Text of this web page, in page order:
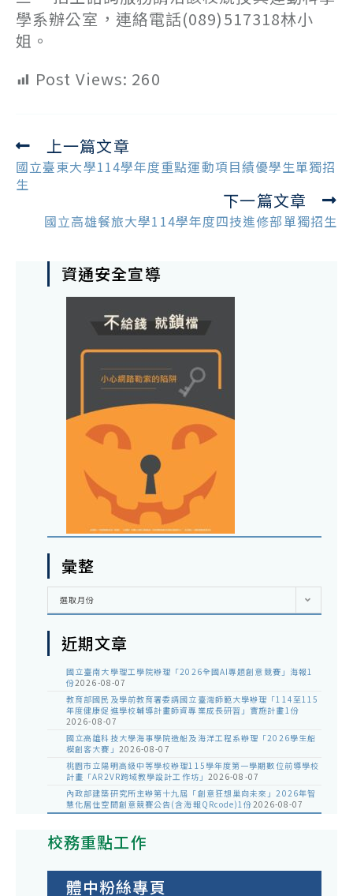
學系辦公室，連絡電話(089)517318林小
姐。
Post Views: 260
Read
more
articles
上一篇文章
國立臺東大學114學年度重點運動項目績優學生單獨招
生
下一篇文章
國立高雄餐旅大學114學年度四技進修部單獨招生
資通安全宣導
彙整
彙
選取月份
近期文章
國立臺南大學理工學院辦理「2026全國AI專題創意競賽」海報1
份2026-08-07
教育部國民及學前教育署委請國立臺灣師範大學辦理「114至115
年度健康促進學校輔導計畫師資專業成長研習」實施計畫1份
2026-08-07
國立高雄科技大學海事學院造船及海洋工程系辦理「2026學生船
模創客大賽」 2026-08-07
桃園市立陽明高級中等學校辦理115學年度第一學期數位前導學校
計畫「AR2VR跨域教學設計工作坊」 2026-08-07
內政部建築研究所主辦第十九屆「創意狂想巢向未來」2026年智
慧化居住空間創意競賽公告(含海報QRcode)1份2026-08-07
校務重點工作
體中粉絲專頁